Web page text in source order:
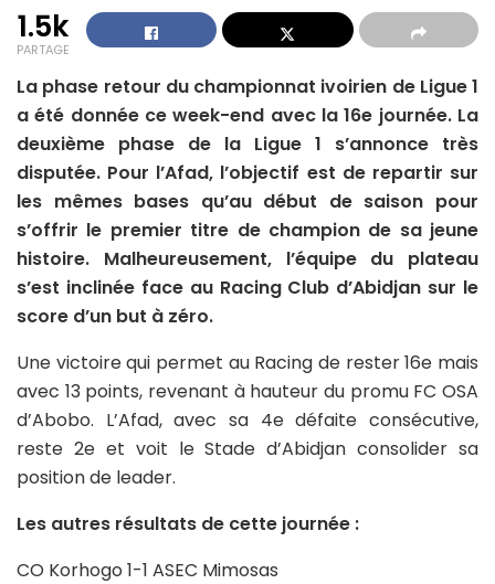
1.5k
PARTAGE
La phase retour du championnat ivoirien de Ligue 1
a été donnée ce week-end avec la 16e journée. La
deuxième phase de la Ligue 1 s’annonce très
disputée. Pour l’Afad, l’objectif est de repartir sur
les mêmes bases qu’au début de saison pour
s’offrir le premier titre de champion de sa jeune
histoire. Malheureusement, l’équipe du plateau
s’est inclinée face au Racing Club d’Abidjan sur le
score d’un but à zéro.
Une victoire qui permet au Racing de rester 16e mais
avec 13 points, revenant à hauteur du promu FC OSA
d’Abobo. L’Afad, avec sa 4e défaite consécutive,
reste 2e et voit le Stade d’Abidjan consolider sa
position de leader.
Les autres résultats de cette journée :
CO Korhogo 1-1 ASEC Mimosas